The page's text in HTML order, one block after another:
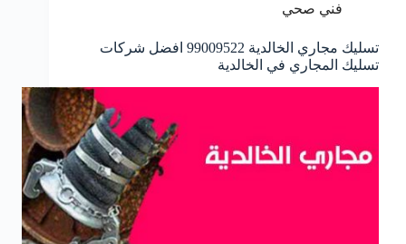
فني صحي
تسليك مجاري الخالدية 99009522 افضل شركات
تسليك المجاري في الخالدية